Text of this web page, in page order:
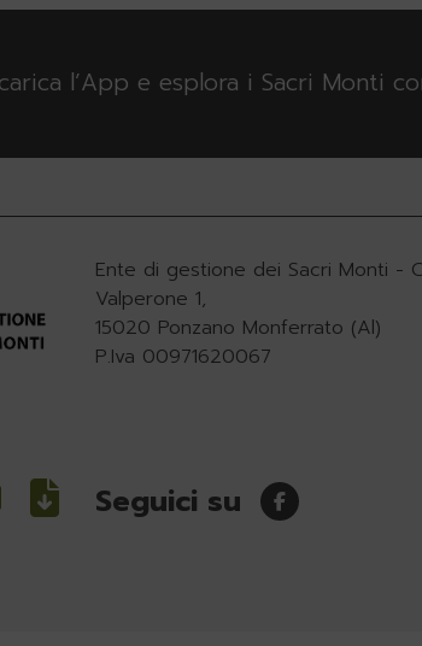
l’App e esplora i Sacri Monti
Ente di gestione dei Sacri Monti -
Valperone 1,
15020 Ponzano Monferrato (Al)
P.Iva 00971620067
Seguici su